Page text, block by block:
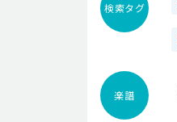
検索タグ
楽譜